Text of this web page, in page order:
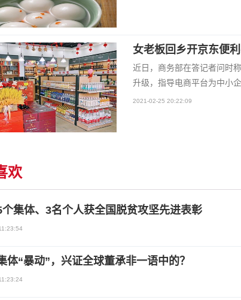
女老板回乡开京东便
近日，商务部在答记者问时
升级，指导电商平台为中小
2021-02-25 20:22:09
欢
集体、3名个人获全国脱贫攻坚先进表彰
体“暴动”，兴证全球董承非一语中的？